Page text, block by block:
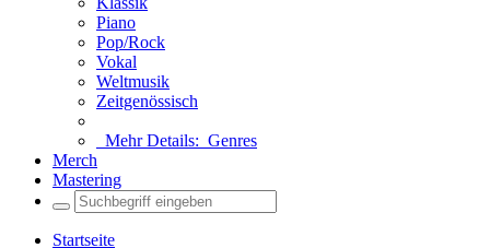
Piano
Pop/Rock
Vokal
Weltmusik
Zeitgenössisch
Mehr Details: Genres
Merch
Mastering
Startseite